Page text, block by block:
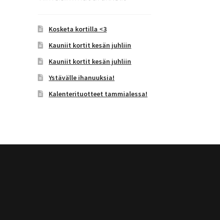
Kosketa kortilla <3
Kauniit kortit kesän juhliin
Kauniit kortit kesän juhliin
Ystävälle ihanuuksia!
Kalenterituotteet tammialessa!